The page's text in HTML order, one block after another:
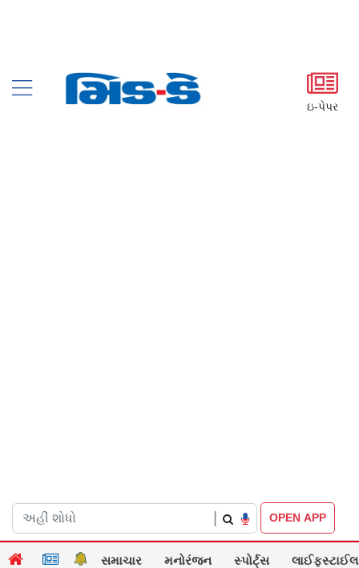
ઇ-પેપર
OPEN APP
સમાચાર મનોરંજન સ્પોર્ટ્સ લાઈફસ્ટાઈલ